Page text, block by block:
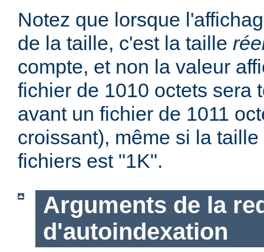
Notez que lorsque
de la taille, c'est la taille
compte, et non la valeur
fichier de 1010 octets sera
avant un fichier de 1011
croissant), même si la
fichiers est "1K".
Arguments de la
d'autoindexation